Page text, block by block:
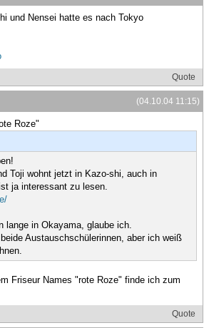
und Nensei hatte es nach Tokyo
Quote
(04.10.04 11:15)
Roze"
Toji wohnt jetzt in Kazo-shi, auch in
ja interessant zu lesen.
lange in Okayama, glaube ich.
Austauschschülerinnen, aber ich weiß
Friseur Names "rote Roze" finde ich zum
Quote